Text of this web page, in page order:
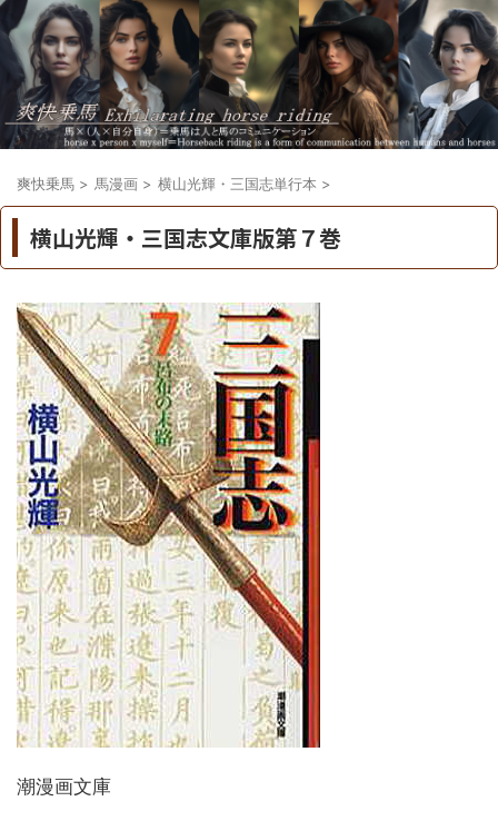
爽快乗馬 > 馬漫画 > 横山光輝・三国志単行本 >
横山光輝・三国志文庫版第７巻
潮漫画文庫